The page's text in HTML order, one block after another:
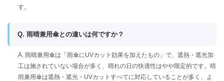
す。
Q. 雨晴兼用傘との違いは何ですか？
A. 雨晴兼用傘は「雨傘にUVカット効果を加えたもの」で、遮熱・遮光加
工は施されていない場合が多く、晴れの日の快適性はやや限定的です。晴
雨兼用傘は遮熱・遮光・UVカットすべてに対応していることが多く、よ